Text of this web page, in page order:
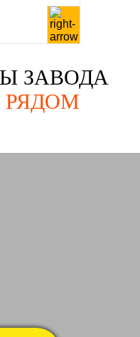
ЗАВОДА
РЯДОМ